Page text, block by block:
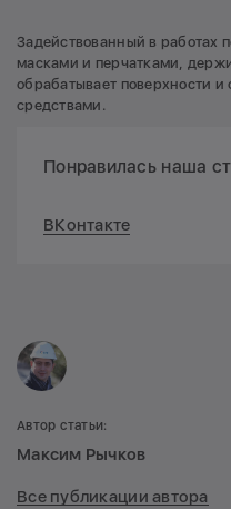
Задействованный в работах
масками и перчатками,
обрабатывает поверхности
средствами.
Понравилась наша
ВКонтакте
Автор статьи:
Максим Рычков
Все публикации автора